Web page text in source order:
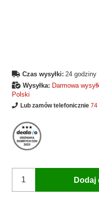
Czas wysyłki: 24 godziny
Wysyłka: Darmowa
Polski
Lub zamów telefonicznie 74
Dodaj